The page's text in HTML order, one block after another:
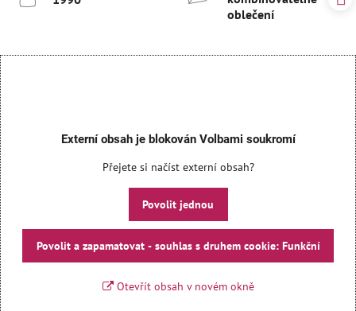
oblečení
Externí obsah je blokován Volbami soukromí
Přejete si načíst externí obsah?
Povolit jednou
Povolit a zapamatovat - souhlas s druhem cookie: Funkční
Otevřít obsah v novém okně